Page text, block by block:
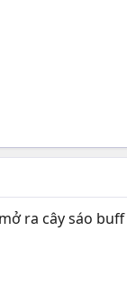
ra cây sáo